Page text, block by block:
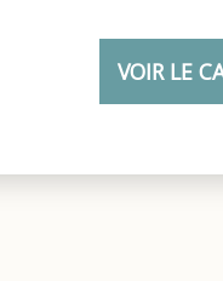
VOIR LE